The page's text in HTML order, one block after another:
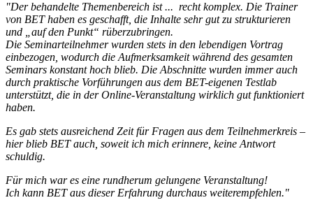
"Der behandelte Themenbereich ist ... recht komplex. Die Trainer
von BET haben es geschafft, die Inhalte sehr gut zu strukturieren
und „auf den Punkt“ rüberzubringen.
Die Seminarteilnehmer wurden stets in den lebendigen Vortrag
einbezogen, wodurch die Aufmerksamkeit während des gesamten
Seminars konstant hoch blieb. Die Abschnitte wurden immer auch
durch praktische Vorführungen aus dem BET-eigenen Testlab
unterstützt, die in der Online-Veranstaltung wirklich gut funktioniert
haben.
Es gab stets ausreichend Zeit für Fragen aus dem Teilnehmerkreis –
hier blieb BET auch, soweit ich mich erinnere, keine Antwort
schuldig.
Für mich war es eine rundherum gelungene Veranstaltung!
Ich kann BET aus dieser Erfahrung durchaus weiterempfehlen."